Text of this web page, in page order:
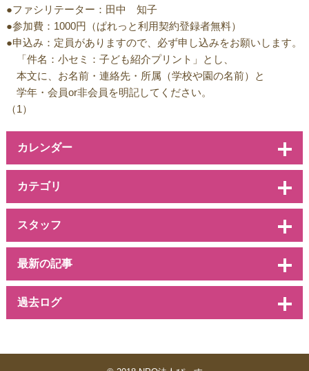
●ファシリテーター：田中 知子
●参加費：1000円（ぱれっと利用契約登録者無料）
●申込み：定員がありますので、必ず申し込みをお願いします。
「件名：小セミ：子ども紹介プリント」とし、
本文に、お名前・連絡先・所属（学校や園の名前）と
学年・会員or非会員を明記してください。
（1）
カレンダー
カテゴリ
スタッフ
最新の記事
過去ログ